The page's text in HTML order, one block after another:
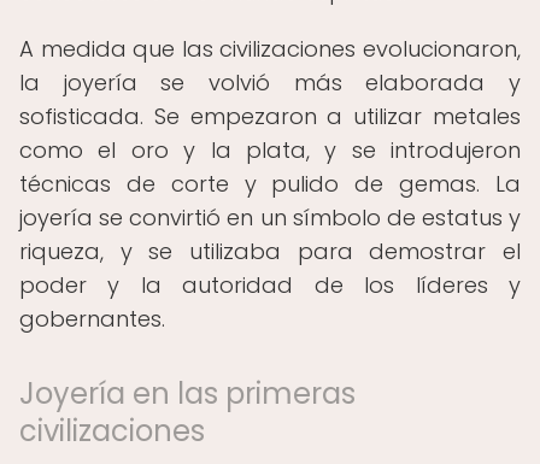
A medida que las civilizaciones evolucionaron,
la joyería se volvió más elaborada y
sofisticada. Se empezaron a utilizar metales
como el oro y la plata, y se introdujeron
técnicas de corte y pulido de gemas. La
joyería se convirtió en un símbolo de estatus y
riqueza, y se utilizaba para demostrar el
poder y la autoridad de los líderes y
gobernantes.
Joyería en las primeras
civilizaciones